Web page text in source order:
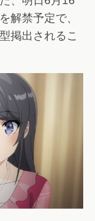
解禁予定で、
掲出されるこ